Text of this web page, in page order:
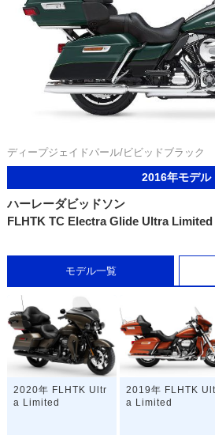
ディープジェイドパール/ビビッドブラック
2016年モデル
ハーレーダビッドソン
FLHTK TC Electra Glide Ultra Limited
モデル一覧
2020年 FLHTK Ultr
a Limited
2019年 FLHTK
a Limited